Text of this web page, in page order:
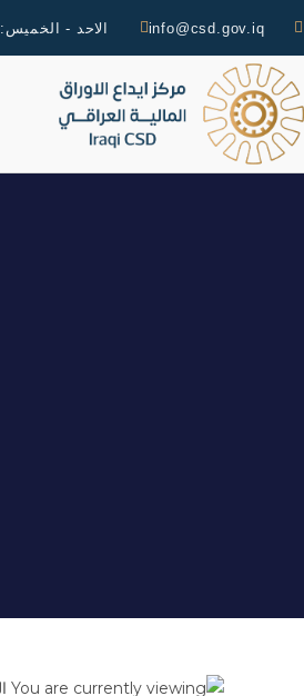
info@csd.gov.iq الاحد - الخميس: 8 ص - 3 م